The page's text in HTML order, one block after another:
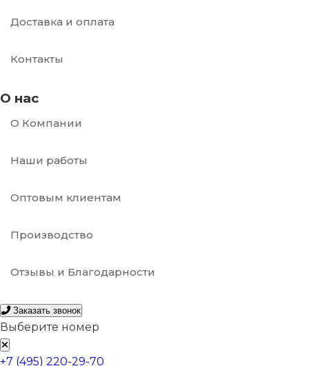
Доставка и оплата
Контакты
О нас
О Компании
Наши работы
Оптовым клиентам
Производство
Отзывы и Благодарности
Заказать звонок
Выберите номер
+7 (495) 220-29-70